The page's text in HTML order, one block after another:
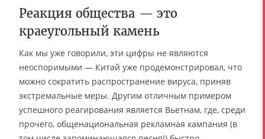
Реакция общества — это
краеугольный камень
Как мы уже говорили, эти цифры не являются
неоспоримыми — Китай уже продемонстрировал, что
можно сократить распространение вируса, приняв
экстремальные меры. Другим отличным примером
успешного реагирования является Вьетнам, где, среди
прочего, общенациональная рекламная кампания (в